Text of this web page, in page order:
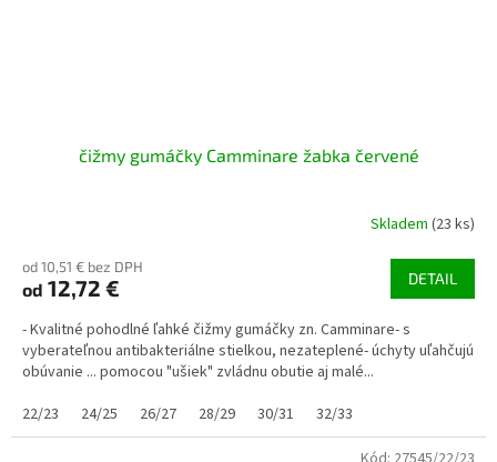
čižmy gumáčky Camminare žabka červené
Skladem (23 ks)
od 10,51 € bez DPH
od 12,72 € DETAIL
- Kvalitné pohodlné ľahké čižmy gumáčky zn. Camminare- s
vyberateľnou antibakteriálne stielkou, nezateplené- úchyty uľahčujú
obúvanie ... pomocou "ušiek" zvládnu obutie aj malé...
22/23
24/25 26/27 28/29 30/31 32/33